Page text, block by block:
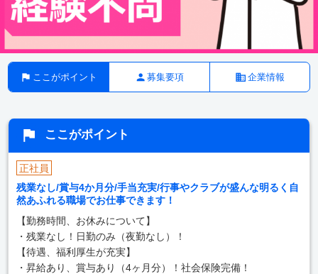
ここがポイント 募集要項 企業情報
ここがポイント
正社員
残業なし/賞与4か月分/手当充実/行事やクラブが盛んな明るく自
然あふれる職場でお仕事できます！
【勤務時間、お休みについて】
・残業なし！日勤のみ（夜勤なし）！
【待遇、福利厚生が充実】
・昇給あり、賞与あり（4ヶ月分）！社会保険完備！